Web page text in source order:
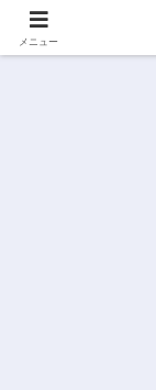
メニュー